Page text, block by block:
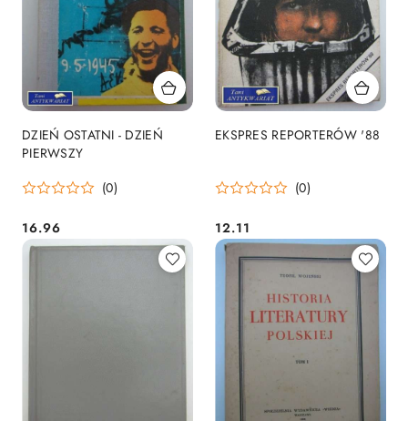
DZIEŃ OSTATNI - DZIEŃ
PIERWSZY
(0)
Cena:
16.96
EKSPRES REPORTERÓW '88
(0)
Cena:
12.11